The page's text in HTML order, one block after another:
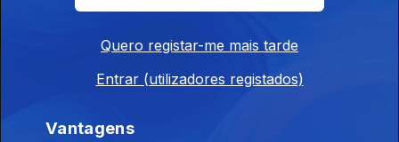
Instale a aplicaçãoRTP Play
Quero registar-me mais tarde
Entrar (utilizadores registados)
Vantagens